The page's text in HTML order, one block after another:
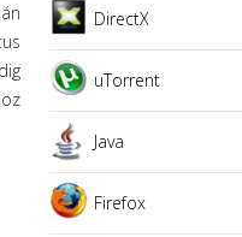
DirectX
uTorrent
Java
Firefox